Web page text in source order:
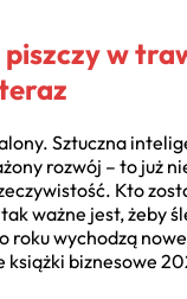
w
Sztuczna
rozwój – to już
Kto
ważne jest, żeby
roku wychodzą
książki biznesowe